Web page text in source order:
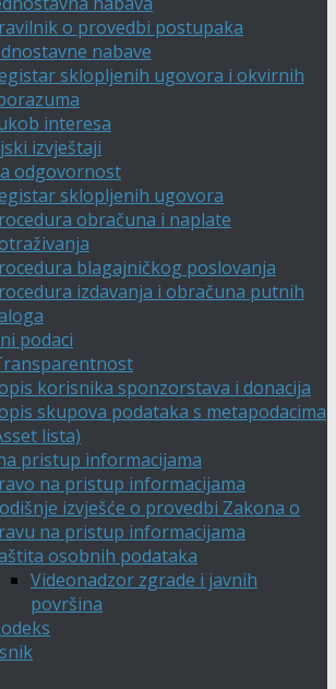
o provedbi postupaka
nabave
sklopljenih ugovora i okvirnih
interesa
izvještaji
odgovornost
sklopljenih ugovora
obračuna i naplate
blagajničkog poslovanja
izdavanja i obračuna putnih
podaci
korisnika sponzorstava i donacija
skupova podataka s metapodacima
lista)
pristup informacijama
na pristup informacijama
izvješće o provedbi Zakona o
na pristup informacijama
osobnih podataka
Videonadzor zgrade i javnih
površina